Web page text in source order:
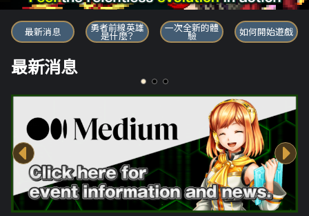
勇者前線英雄
最新消息 勇者前線英雄
是什麼？
一次全新的體
驗 如何開始遊戲
最新消息